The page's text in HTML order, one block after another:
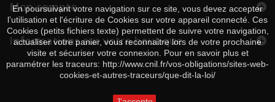
Mon compte
Informations sur votre boutique
En poursuivant votre navigation sur ce site, vous devez accepter
l’utilisation et l'écriture de Cookies sur votre appareil connecté. Ces
Cookies (petits fichiers texte) permettent de suivre votre navigation,
actualiser votre panier, vous reconnaitre lors de votre prochaine
visite et sécuriser votre connexion. Pour en savoir plus et
paramétrer les traceurs: http://www.cnil.fr/vos-obligations/sites-web-
cookies-et-autres-traceurs/que-dit-la-loi/